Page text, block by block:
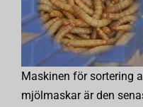
Maskinen för sortering
mjölmaskar är den